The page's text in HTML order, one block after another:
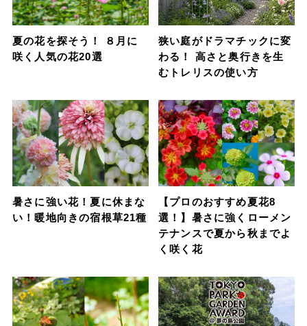
夏の花を探そう！ ８月に
咲く人気の花20選
狭い庭がドラマチックに変
わる！ 高さと奥行きを生
むトレリスの使い方
暑さに強い花！夏に休まな
い！暖地向きの宿根草21種
【プロのおすすめ夏花8
選！】暑さに強くローメン
テナンスで夏から秋までよ
く咲く花